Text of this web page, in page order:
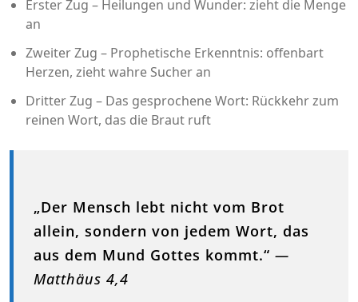
Erster Zug – Heilungen und Wunder: zieht die Menge
an
Zweiter Zug – Prophetische Erkenntnis: offenbart
Herzen, zieht wahre Sucher an
Dritter Zug – Das gesprochene Wort: Rückkehr zum
reinen Wort, das die Braut ruft
„Der Mensch lebt nicht vom Brot
allein, sondern von jedem Wort, das
aus dem Mund Gottes kommt.“ —
Matthäus 4,4